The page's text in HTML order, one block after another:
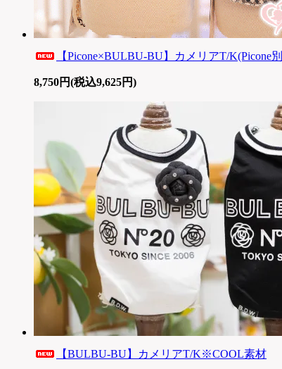
【Picone×BULBU-BU】カメリアT/K(Picone
8,750円(税込9,625円)
【BULBU-BU】カメリアT/K※COOL素材